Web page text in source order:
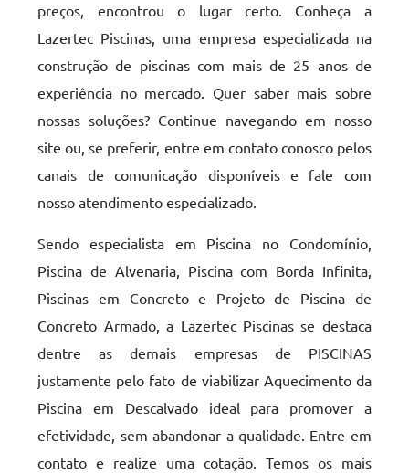
preços, encontrou o lugar certo. Conheça a
Lazertec Piscinas, uma empresa especializada na
construção de piscinas com mais de 25 anos de
experiência no mercado. Quer saber mais sobre
nossas soluções? Continue navegando em nosso
site ou, se preferir, entre em contato conosco pelos
canais de comunicação disponíveis e fale com
nosso atendimento especializado.
Sendo especialista em Piscina no Condomínio,
Piscina de Alvenaria, Piscina com Borda Infinita,
Piscinas em Concreto e Projeto de Piscina de
Concreto Armado, a Lazertec Piscinas se destaca
dentre as demais empresas de PISCINAS
justamente pelo fato de viabilizar Aquecimento da
Piscina em Descalvado ideal para promover a
efetividade, sem abandonar a qualidade. Entre em
contato e realize uma cotação. Temos os mais